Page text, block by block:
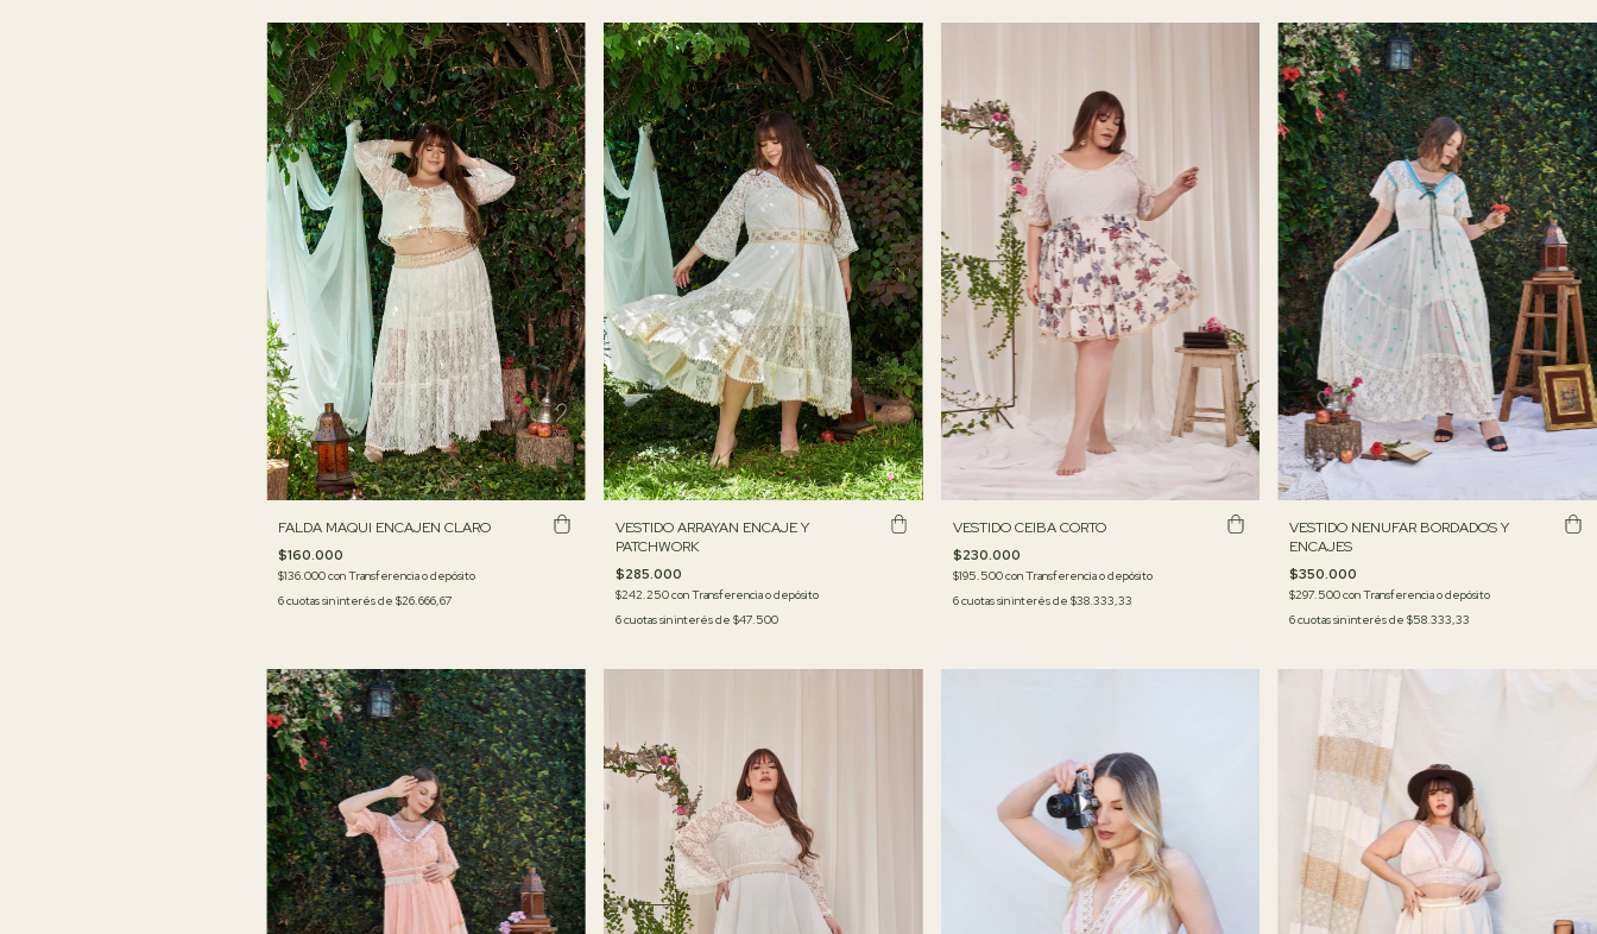
FALDA MAQUI ENCAJEN CLARO
$160.000
$136.000conTransferencia o depósito
6cuotas sin interés de $26.666,67
VESTIDO ARRAYAN ENCAJE Y
PATCHWORK
$285.000
$242.250conTransferencia o depósito
6cuotas sin interés de $47.500
VESTIDO CEIBA CORTO
$230.000
$195.500conTransferencia o depósito
6cuotas sin interés de $38.333,33
VESTIDO NENUFAR BORDADOS Y
ENCAJES
$350.000
$297.500conTransferencia o depósito
6cuotas sin interés de$58.333,33